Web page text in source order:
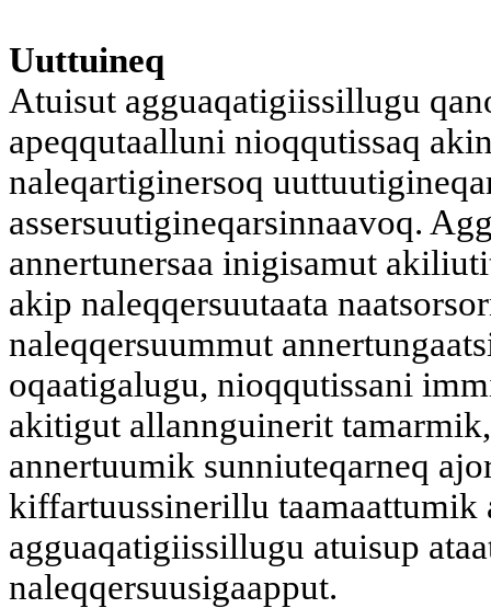
Uuttuineq
Atuisut agguaqatigiissillugu
apeqqutaalluni nioqqutissaq
naleqartiginersoq
assersuutigineqarsinnaavoq.
annertunersaa inigisamut
akip naleqqersuutaata
naleqqersuummut
oqaatigalugu, nioqqutissani
akitigut allannguinerit
annertuumik sunniuteqarneq
kiffartuussinerillu taamaattumik
agguaqatigiissillugu atuisup
naleqqersuusigaapput.